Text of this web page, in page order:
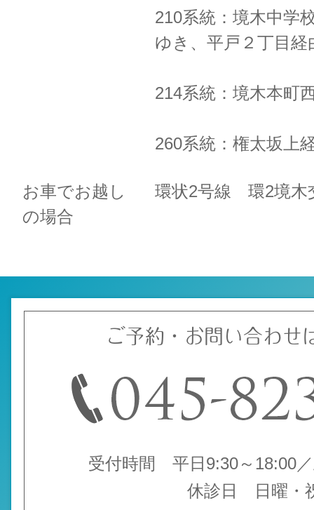
210系統：境木中学
ゆき、 平戸２丁目経
214系統：境木本町
260系統：権太坂上
お車でお越し
の場合
環状2号線 環2境木
ご予約・お問い合わせ
受付時間 平日9:30～18:00
休診日 日曜・